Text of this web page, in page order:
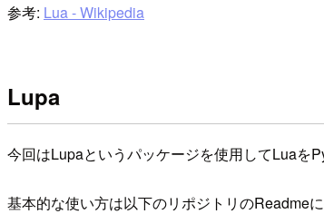
参考: Lua - Wikipedia
Lupa
今回はLupaというパッケージを使用してLuaを
基本的な使い方は以下のリポジトリのReadme